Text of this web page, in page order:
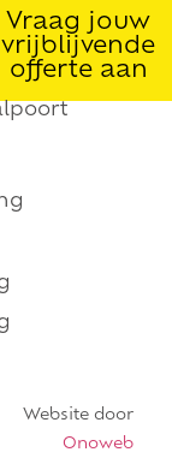
Vraag jouw
vrijblijvende
offerte aan
Website door
Onoweb